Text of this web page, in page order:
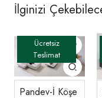
İlginizi
Pandev-İ Köşe